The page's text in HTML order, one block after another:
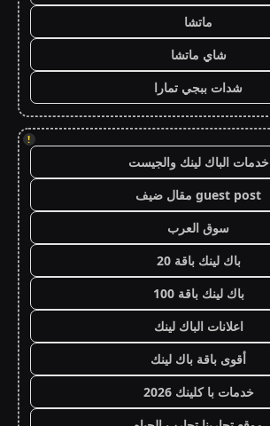
ماتشا
شاي ماتشا
شدات ببجي تمارا
!
خدمات الباك لينك والجيست
guest post مقال ضيف
سوق العرب
باك لينك باقة 20
باك لينك باقة 100
اعلانات الباك لينك
أقوى باقة باك لينك
خدمات با كلينك 2026